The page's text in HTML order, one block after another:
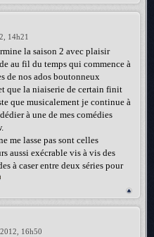
14h21
la saison 2 avec plaisir
au fil du temps qui commence à
de nos ados boutonneux
que la niaiserie de certain finit
que musicalement je continue à
à une de mes comédies
me lasse pas sont celles
aussi exécrable vis à vis des
à caser entre deux séries pour
16h50